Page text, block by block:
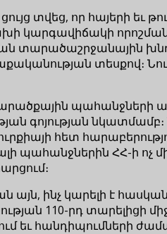
տվեց, որ հայերի եւ
կարգավիճակի
տարածաշրջանային
տեսքով։
պահանջների
գոյության
հետ
պահանջներին ՀՀ-ի ոչ
այն, ինչ կարելի է
110-րդ տարելիցի
եւ հանդիպումների